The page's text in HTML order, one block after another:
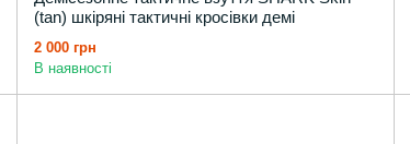
(tan) шкіряні тактичні кросівки демі
2 000 грн
В наявності